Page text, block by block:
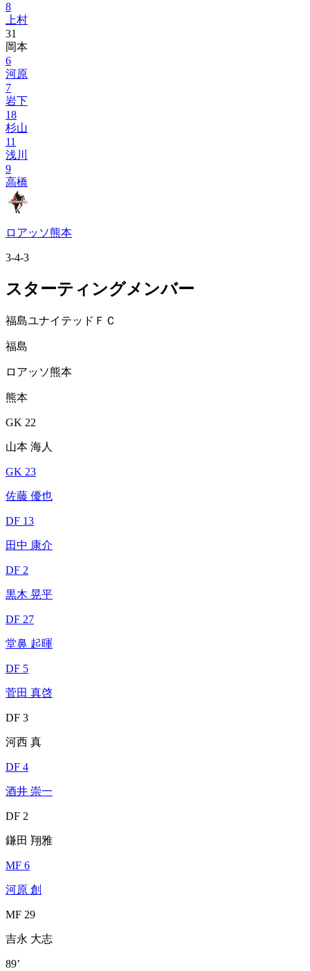
8
上村
31
岡本
6
河原
7
岩下
18
杉山
11
浅川
9
高橋
ロアッソ熊本
3-4-3
スターティングメンバー
福島ユナイテッドＦＣ
福島
ロアッソ熊本
熊本
GK 22
山本 海人
GK 23
佐藤 優也
DF 13
田中 康介
DF 2
黒木 晃平
DF 27
堂鼻 起暉
DF 5
菅田 真啓
DF 3
河西 真
DF 4
酒井 崇一
DF 2
鎌田 翔雅
MF 6
河原 創
MF 29
吉永 大志
89’